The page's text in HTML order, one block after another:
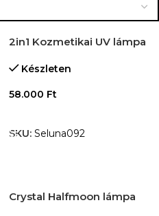
2in1 Kozmetikai UV lámpa
Készleten
58.000 Ft
SKU: Seluna092
Crystal Halfmoon lámpa